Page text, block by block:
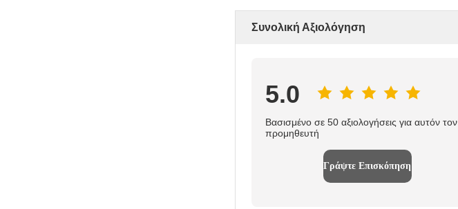
Συνολική Αξιολόγηση
5.0
Βασισμένο σε 50 αξιολογήσεις για αυτόν τον
προμηθευτή
Γράψτε Επισκόπηση